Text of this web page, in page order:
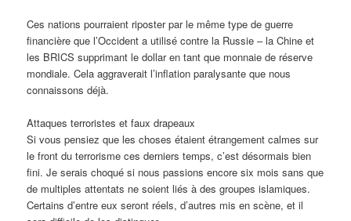
Ces nations pourraient riposter par le même type de guerre
financière que l’Occident a utilisé contre la Russie – la Chine et
les BRICS supprimant le dollar en tant que monnaie de réserve
mondiale. Cela aggraverait l’inflation paralysante que nous
connaissons déjà.
Attaques terroristes et faux drapeaux
Si vous pensiez que les choses étaient étrangement calmes sur
le front du terrorisme ces derniers temps, c’est désormais bien
fini. Je serais choqué si nous passions encore six mois sans que
de multiples attentats ne soient liés à des groupes islamiques.
Certains d’entre eux seront réels, d’autres mis en scène, et il